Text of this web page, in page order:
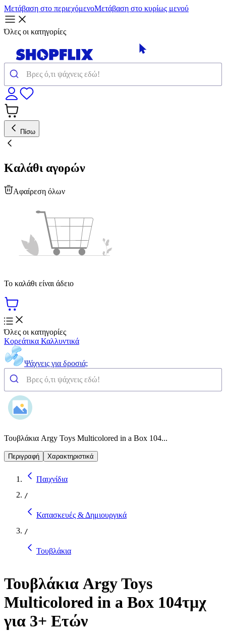
Μετάβαση στο περιεχόμενοΜετάβαση στο κυρίως μενού
Όλες οι κατηγορίες
Πίσω
Καλάθι αγορών
Αφαίρεση όλων
Το καλάθι είναι άδειο
Όλες οι κατηγορίες
Κορεάτικα Καλλυντικά
Ψάχνεις για δροσιά;
Τουβλάκια Argy Toys Multicolored in a Box 104...
Περιγραφή Χαρακτηριστικά
Παιχνίδια
/
Κατασκευές & Δημιουργικά
/
Τουβλάκια
Τουβλάκια Argy Toys
Multicolored in a Box 104τμχ
για 3+ Ετών